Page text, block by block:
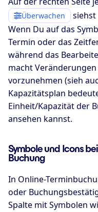
Überwachen
siehst
Wenn Du auf das
Termin oder das
während das
macht
vorzunehmen (sieh
Kapazitätsplan
Einheit/Kapazität der
ansehen kannst.
Symbole und Icons
Buchung
In Online-
oder
Spalte mit Symbolen